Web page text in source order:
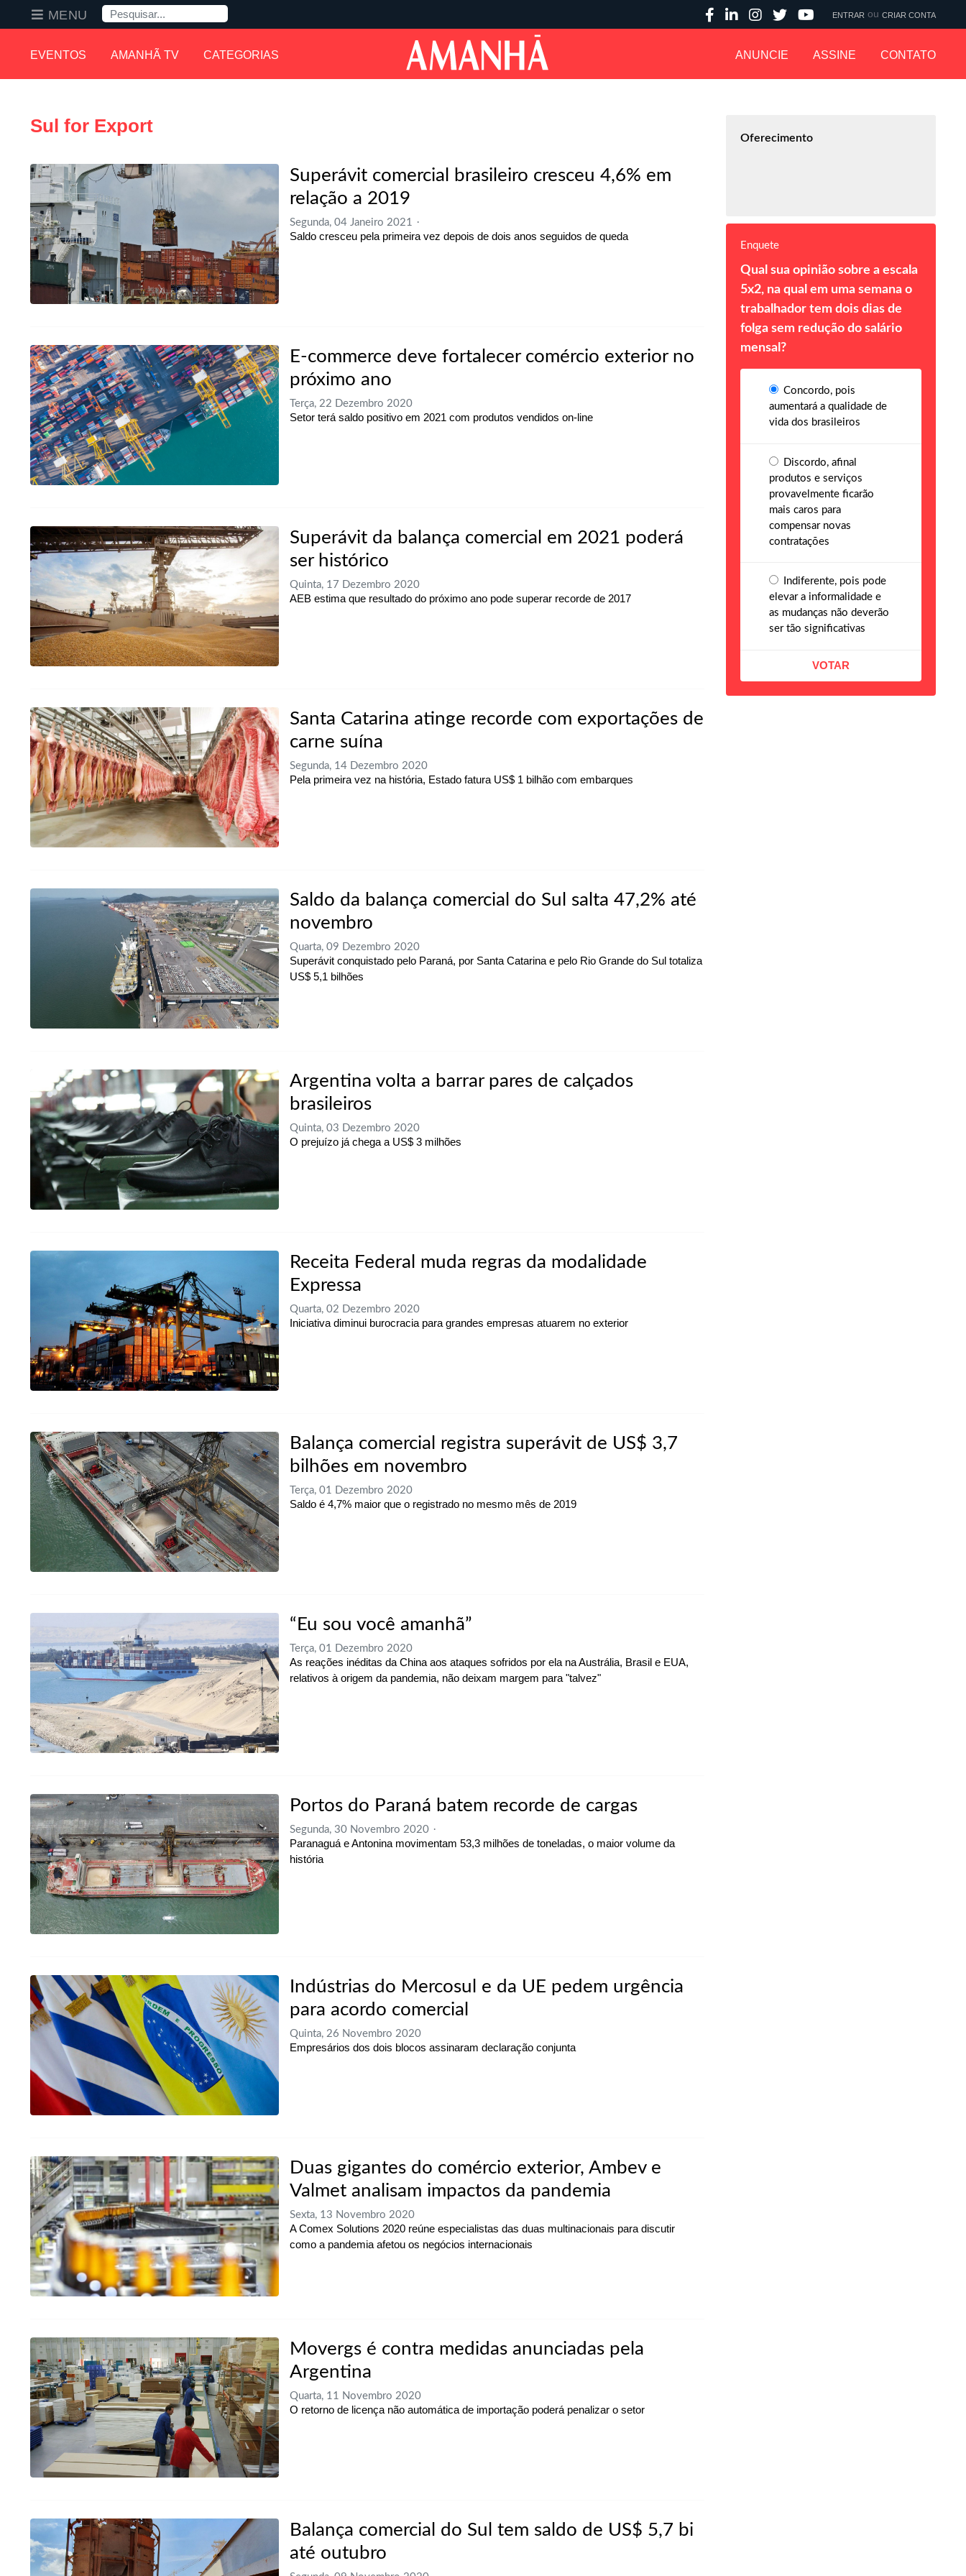
EVENTOS AMANHÃ TV CATEGORIAS ANUNCIE ASSINE CONTATO
MENU Pesquisa ENTRAR ou CRIAR CONTA
Sul for Export
Superávit comercial brasileiro cresceu 4,6% em
relação a 2019
Segunda, 04 Janeiro 2021
Saldo cresceu pela primeira vez depois de dois anos seguidos de queda
E-commerce deve fortalecer comércio exterior no
próximo ano
Terça, 22 Dezembro 2020
Setor terá saldo positivo em 2021 com produtos vendidos on-line
Superávit da balança comercial em 2021 poderá
ser histórico
Quinta, 17 Dezembro 2020
AEB estima que resultado do próximo ano pode superar recorde de 2017
Santa Catarina atinge recorde com exportações de
carne suína
Segunda, 14 Dezembro 2020
Pela primeira vez na história, Estado fatura US$ 1 bilhão com embarques
Saldo da balança comercial do Sul salta 47,2% até
novembro
Quarta, 09 Dezembro 2020
Superávit conquistado pelo Paraná, por Santa Catarina e pelo Rio Grande do Sul totaliza
US$ 5,1 bilhões
Argentina volta a barrar pares de calçados
brasileiros
Quinta, 03 Dezembro 2020
O prejuízo já chega a US$ 3 milhões
Receita Federal muda regras da modalidade
Expressa
Quarta, 02 Dezembro 2020
Iniciativa diminui burocracia para grandes empresas atuarem no exterior
Balança comercial registra superávit de US$ 3,7
bilhões em novembro
Terça, 01 Dezembro 2020
Saldo é 4,7% maior que o registrado no mesmo mês de 2019
“Eu sou você amanhã”
Terça, 01 Dezembro 2020
As reações inéditas da China aos ataques sofridos por ela na Austrália, Brasil e EUA,
relativos à origem da pandemia, não deixam margem para "talvez"
Portos do Paraná batem recorde de cargas
Segunda, 30 Novembro 2020
Paranaguá e Antonina movimentam 53,3 milhões de toneladas, o maior volume da
história
Indústrias do Mercosul e da UE pedem urgência
para acordo comercial
Quinta, 26 Novembro 2020
Empresários dos dois blocos assinaram declaração conjunta
Duas gigantes do comércio exterior, Ambev e
Valmet analisam impactos da pandemia
Sexta, 13 Novembro 2020
A Comex Solutions 2020 reúne especialistas das duas multinacionais para discutir
como a pandemia afetou os negócios internacionais
Movergs é contra medidas anunciadas pela
Argentina
Quarta, 11 Novembro 2020
O retorno de licença não automática de importação poderá penalizar o setor
Balança comercial do Sul tem saldo de US$ 5,7 bi
até outubro
Oferecimento
Enquete
Qual sua opinião sobre a escala
5x2, na qual em uma semana o
trabalhador tem dois dias de
folga sem redução do salário
mensal?
Concordo, pois
aumentará a qualidade de
vida dos brasileiros
Discordo, afinal
produtos e serviços
provavelmente ficarão
mais caros para
compensar novas
contratações
Indiferente, pois pode
elevar a informalidade e
as mudanças não deverão
ser tão significativas